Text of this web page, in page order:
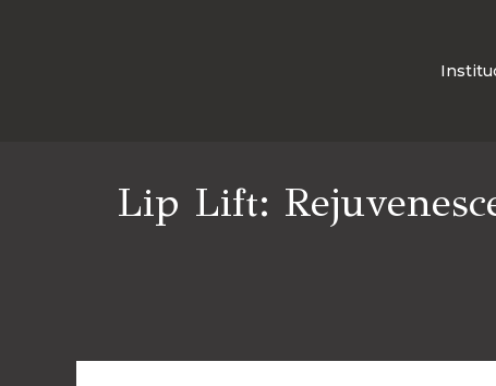
Lip Lift: